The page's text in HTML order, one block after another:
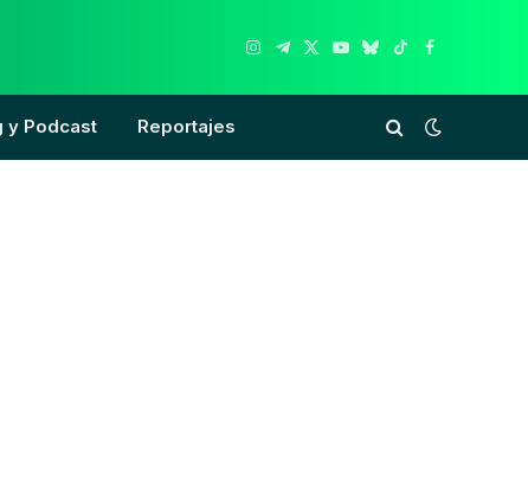
Instagram
Telegram
X
YouTube
Bluesky
TikTokFacebook
y Podcast Reportajes